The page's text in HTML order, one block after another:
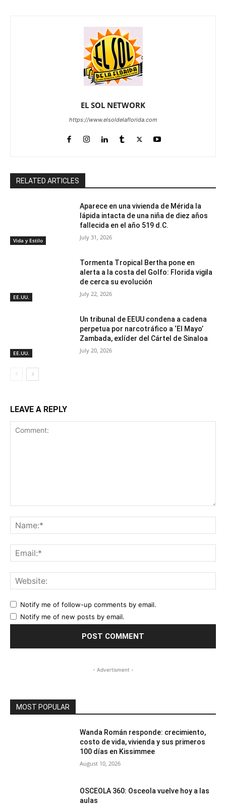
EL SOL NETWORK
https://www.elsoldelaflorida.com
RELATED ARTICLES
Vida y Estilo
Aparece en una vivienda de Mérida la
lápida intacta de una niña de diez años
fallecida en el año 519 d.C.
July 31, 2026
EE.UU.
Tormenta Tropical Bertha pone en
alerta a la costa del Golfo: Florida vigila
de cerca su evolución
July 22, 2026
EE.UU.
Un tribunal de EEUU condena a cadena
perpetua por narcotráfico a ‘El Mayo’
Zambada, exlíder del Cártel de Sinaloa
July 20, 2026
LEAVE A REPLY
Notify me of follow-up comments by email.
Notify me of new posts by email.
- Advertisment -
MOST POPULAR
Wanda Román responde: crecimiento,
costo de vida, vivienda y sus primeros
100 días en Kissimmee
August 10, 2026
OSCEOLA 360: Osceola vuelve hoy a las
aulas